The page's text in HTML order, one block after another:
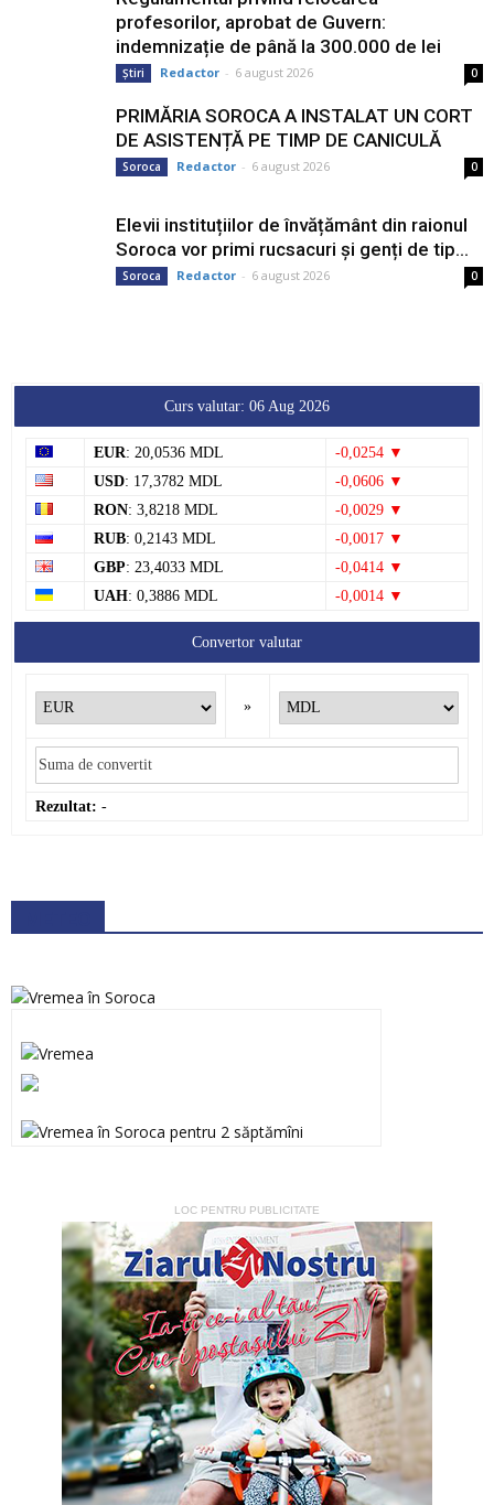
profesorilor, aprobat de Guvern:
indemnizație de până la 300.000 de lei
Știri Redactor - 6 august 2026 0
PRIMĂRIA SOROCA A INSTALAT UN CORT
DE ASISTENȚĂ PE TIMP DE CANICULĂ
Soroca Redactor - 6 august 2026 0
Elevii instituțiilor de învățământ din raionul
Soroca vor primi rucsacuri și genți de tip...
Soroca Redactor - 6 august 2026 0
Curs valutar: 06 Aug 2026
EUR: 20,0536 MDL
-0,0254 ▼
USD: 17,3782 MDL
-0,0606 ▼
RON: 3,8218 MDL
-0,0029 ▼
RUB: 0,2143 MDL
-0,0017 ▼
GBP: 23,4033 MDL
-0,0414 ▼
UAH: 0,3886 MDL -0,0014 ▼
Convertor valutar
»
Rezultat: -
LOC PENTRU PUBLICITATE